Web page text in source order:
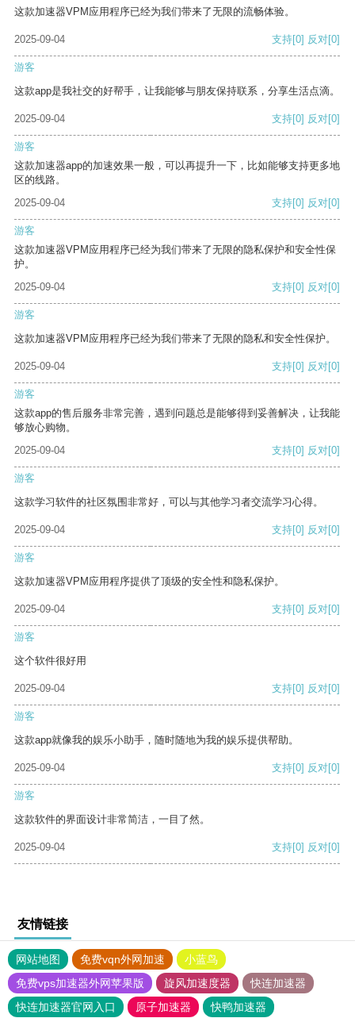
这款加速器VPM应用程序已经为我们带来了无限的流畅体验。
2025-09-04 支持[0] 反对[0]
游客
这款app是我社交的好帮手，让我能够与朋友保持联系，分享生活点滴。
2025-09-04 支持[0] 反对[0]
游客
这款加速器app的加速效果一般，可以再提升一下，比如能够支持更多地
区的线路。
2025-09-04
支持[0] 反对[0]
游客
这款加速器VPM应用程序已经为我们带来了无限的隐私保护和安全性保
护。
2025-09-04
支持[0] 反对[0]
游客
这款加速器VPM应用程序已经为我们带来了无限的隐私和安全性保护。
2025-09-04 支持[0] 反对[0]
游客
这款app的售后服务非常完善，遇到问题总是能够得到妥善解决，让我能
够放心购物。
2025-09-04
支持[0] 反对[0]
游客
这款学习软件的社区氛围非常好，可以与其他学习者交流学习心得。
2025-09-04 支持[0] 反对[0]
游客
这款加速器VPM应用程序提供了顶级的安全性和隐私保护。
2025-09-04 支持[0] 反对[0]
游客
这个软件很好用
2025-09-04 支持[0] 反对[0]
游客
这款app就像我的娱乐小助手，随时随地为我的娱乐提供帮助。
2025-09-04 支持[0] 反对[0]
游客
这款软件的界面设计非常简洁，一目了然。
2025-09-04 支持[0] 反对[0]
友情链接
网站地图 免费vqn外网加速
小蓝鸟
免费vps加速器外网苹果版
旋风加速度器
快连加速器
快连加速器官网入口
原子加速器 快鸭加速器